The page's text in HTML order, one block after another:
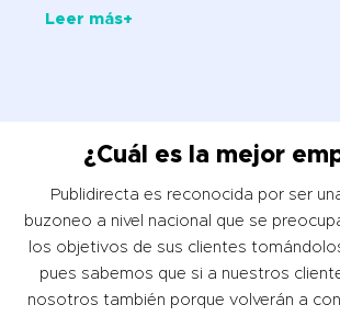
Leer más+
¿Cuál es la mejor
Publidirecta es reconocida por ser
buzoneo a nivel nacional que se
los objetivos de sus clientes
pues sabemos que si a nuestros
nosotros también porque volverán a